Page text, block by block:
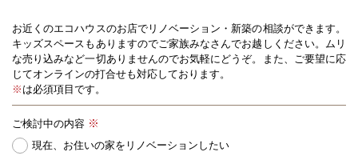
お近くのエコハウスのお店でリノベーション・新築の相談ができます。
キッズスペースもありますのでご家族みなさんでお越しください。
ムリ
な売り込みなど一切ありませんのでお気軽にどうぞ。また、ご要望に応
じてオンラインの打合せも対応しております。
※ は必須項目です。
ご検討中の内容
現在、お住いの家をリノベーションしたい